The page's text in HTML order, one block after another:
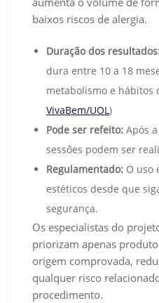
baixos riscos de alergia.
Duração dos
dura entre 10 a 18
metabolismo e hábitos
VivaBem/UOL)
Pode ser refeito: Após
sessões podem ser
Regulamentado: O uso
estéticos desde que
segurança.
Os especialistas do
priorizam apenas
origem comprovada,
qualquer risco
procedimento.